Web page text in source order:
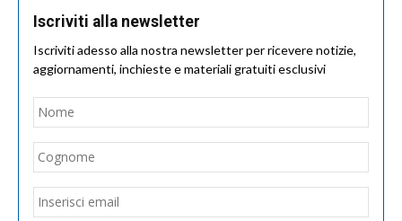
Iscriviti alla newsletter
Iscriviti adesso alla nostra newsletter per ricevere notizie,
aggiornamenti, inchieste e materiali gratuiti esclusivi
Nome
Email